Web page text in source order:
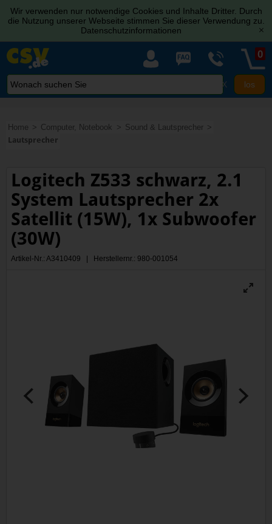
Wir verwenden nur notwendige Cookies und Inhalte Dritter. Durch
die Nutzung unserer Webseite stimmen Sie dieser Verwendung zu.
Datenschutzinformationen
[x]
X
0
Home Computer, Notebook
Sound & Lautsprecher
Lautsprecher
Logitech Z533 schwarz, 2.1
System Lautsprecher 2x
Satellit (15W), 1x Subwoofer
(30W)
Artikel-Nr.: A3410409 | Herstellernr.: 980-001054